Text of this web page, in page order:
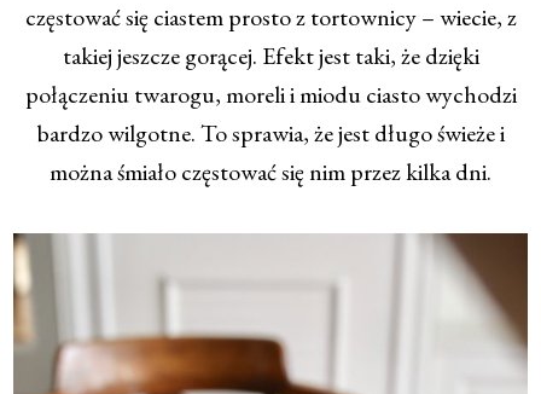
częstować się ciastem prosto z tortownicy – wiecie, z
takiej jeszcze gorącej. Efekt jest taki, że dzięki
połączeniu twarogu, moreli i miodu ciasto wychodzi
bardzo wilgotne. To sprawia, że jest długo świeże i
można śmiało częstować się nim przez kilka dni.